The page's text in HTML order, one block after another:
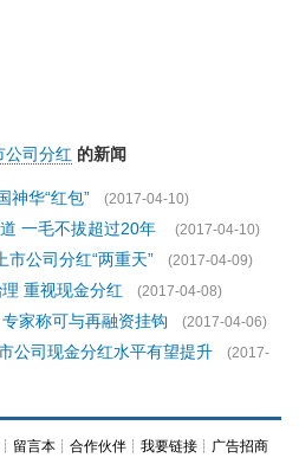
公司分红 的新闻
神华“红包”
(2017-04-10)
一毛不拔超过20年
(2017-04-10)
公司分红“两重天”
(2017-04-09)
重视现金分红
(2017-04-08)
家称可与再融资挂钩
(2017-04-06)
公司现金分红水平有望提升
(2017-
┊ 留言本 ┊ 合作伙伴 ┊ 我要链接 ┊ 广告招商